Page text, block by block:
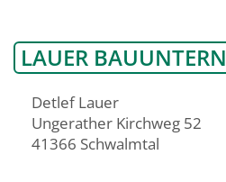
LAUER
Detlef Lauer
Ungerather Kirchweg 52
41366 Schwalmtal